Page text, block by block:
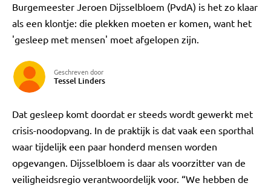
Burgemeester Jeroen Dijsselbloem (PvdA) is het zo klaar
als een klontje: die plekken moeten er komen, want het
'gesleep met mensen' moet afgelopen zijn.
Geschreven door
Tessel Linders
Dat gesleep komt doordat er steeds wordt gewerkt met
crisis-noodopvang. In de praktijk is dat vaak een sporthal
waar tijdelijk een paar honderd mensen worden
opgevangen. Dijsselbloem is daar als voorzitter van de
veiligheidsregio verantwoordelijk voor. “We hebben de